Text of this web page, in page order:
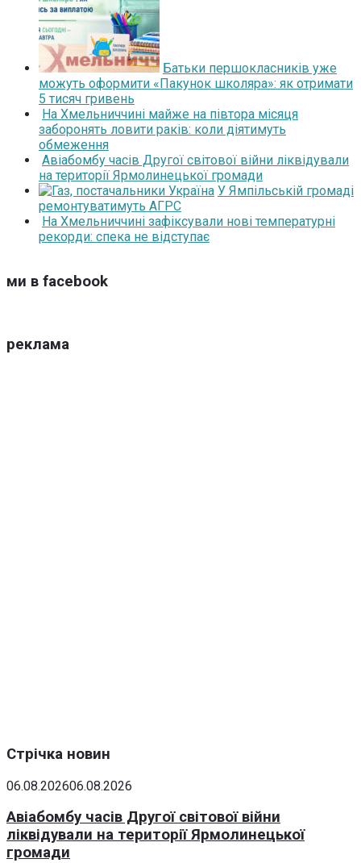
Батьки першокласників уже
можуть оформити «Пакунок школяра»: як отримати
5 тисяч гривень
На Хмельниччині майже на півтора місяця
заборонять ловити раків: коли діятимуть
обмеження
Авіабомбу часів Другої світової війни ліквідували
на території Ярмолинецької громади
У Ямпільській громаді
ремонтуватимуть АГРС
На Хмельниччині зафіксували нові температурні
рекорди: спека не відступає
ми в facebook
реклама
Стрічка новин
06.08.202606.08.2026
Авіабомбу часів Другої світової війни
ліквідували на території Ярмолинецької
громади